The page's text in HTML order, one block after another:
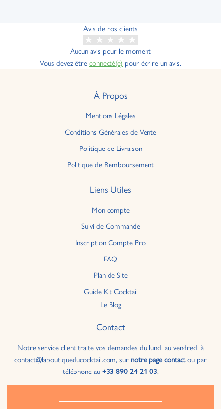
Avis de nos clients
Aucun avis pour le moment
Vous devez être connecté(e) pour écrire un avis.
À Propos
Mentions Légales
Conditions Générales de Vente
Politique de Livraison
Politique de Remboursement
Liens Utiles
Mon compte
Suivi de Commande
Inscription Compte Pro
FAQ
Plan de Site
Guide Kit Cocktail
Le Blog
Contact
Notre service client traite vos demandes du lundi au vendredi à
contact@laboutiqueducocktail.com, sur notre page contactou par
téléphone au +33 890 24 21 03.